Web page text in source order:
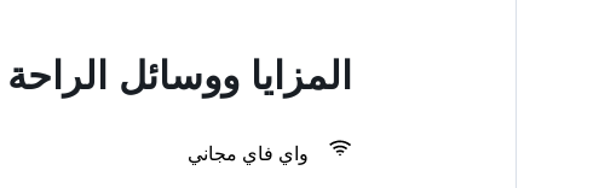
المزايا ووسائل
واي فاي مجاني